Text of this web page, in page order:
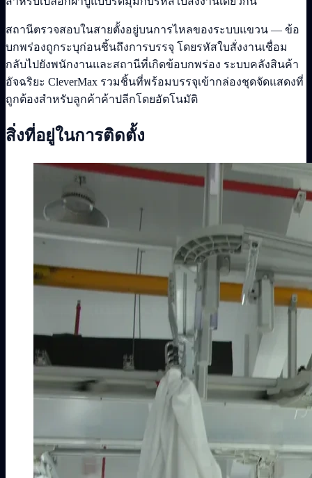
สถานีตรวจสอบในสายตั้งอยู่บนการไหลของระบบแขวน — ข้อ
บกพร่องถูกระบุก่อนชิ้นถึงการบรรจุ โดยรหัสใบสั่งงานเชื่อม
กลับไปยังพนักงานและสถานีที่เกิดข้อบกพร่อง ระบบคลังสินค้า
อัจฉริยะ CleverMax รวมชิ้นที่พร้อมบรรจุเข้ากล่องชุดจัดแสดงที่
ถูกต้องสำหรับลูกค้าค้าปลีกโดยอัตโนมัติ
สิ่งที่อยู่ในการติดตั้ง